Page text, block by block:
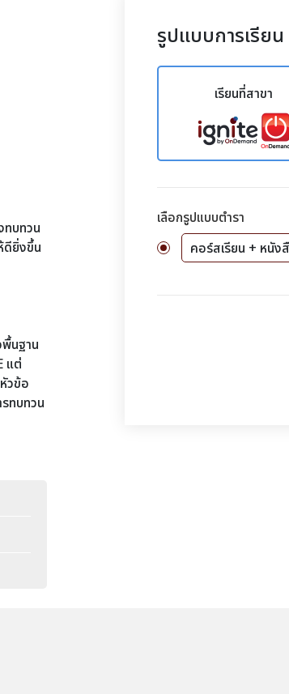
รูปแบบการเรียน
เรียนที่สาขา
เลือกรูปแบบตำรา
คอร์สเรียน + หนัง
ทบทวน
ดียิ่งขึ้น
นฐาน
แต่
วข้อ
ทบทวน